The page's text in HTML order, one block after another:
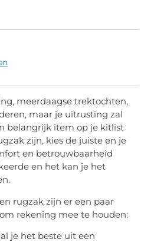
meerdaagse trektochten,
maar je uitrusting zal
belangrijk item op je kitlist
zijn, kies de juiste en je
en betrouwbaarheid
en het kan je het
rugzak zijn er een paar
rekening mee te houden:
je het beste uit een